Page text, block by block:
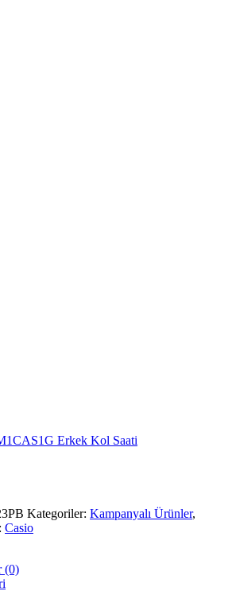
Erkek Kol Saati
Kategoriler: Kampanyalı Ürünler,
Casio
(0)